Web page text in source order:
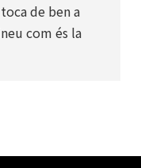
de ben a
com és la